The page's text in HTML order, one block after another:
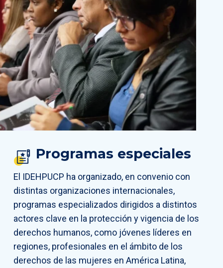
Programas especiales
El IDEHPUCP ha organizado, en convenio con
distintas organizaciones internacionales,
programas especializados dirigidos a distintos
actores clave en la protección y vigencia de los
derechos humanos, como jóvenes líderes en
regiones, profesionales en el ámbito de los
derechos de las mujeres en América Latina,